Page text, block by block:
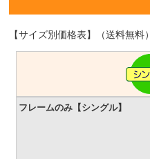
【サイズ別価格表】（送料無料）